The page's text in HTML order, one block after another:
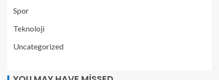
Spor
Teknoloji
Uncategorized